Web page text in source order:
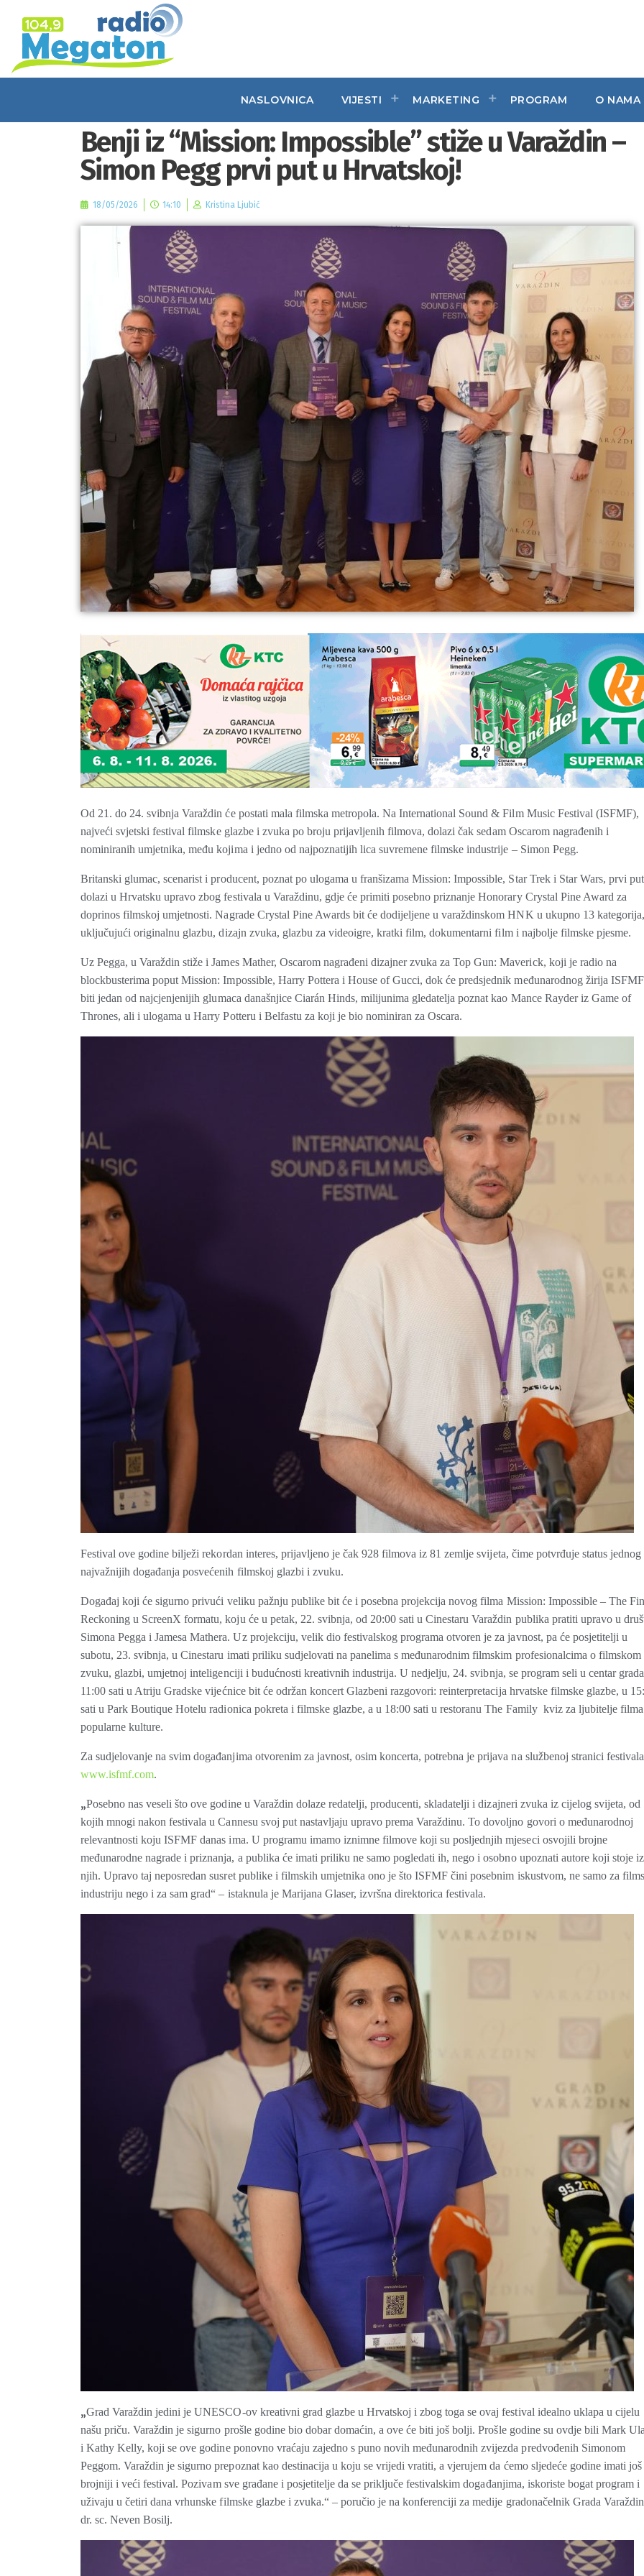
NASLOVNICA VIJESTI MARKETING PROGRAM O NAMA
Benji iz “Mission: Impossible” stiže u Varaždin –
Simon Pegg prvi put u Hrvatskoj!
18/05/2026 14:10 Kristina Ljubić
Od 21. do 24. svibnja Varaždin će postati mala filmska metropola. Na International Sound & Film Music Festival (ISFMF),
najveći svjetski festival filmske glazbe i zvuka po broju prijavljenih filmova, dolazi čak sedam Oscarom nagrađenih i
nominiranih umjetnika, među kojima i jedno od najpoznatijih lica suvremene filmske industrije – Simon Pegg.
Britanski glumac, scenarist i producent, poznat po ulogama u franšizama Mission: Impossible, Star Trek i Star Wars, prvi put
dolazi u Hrvatsku upravo zbog festivala u Varaždinu, gdje će primiti posebno priznanje Honorary Crystal Pine Award za
doprinos filmskoj umjetnosti. Nagrade Crystal Pine Awards bit će dodijeljene u varaždinskom HNK u ukupno 13 kategorija,
uključujući originalnu glazbu, dizajn zvuka, glazbu za videoigre, kratki film, dokumentarni film i najbolje filmske pjesme.
Uz Pegga, u Varaždin stiže i James Mather, Oscarom nagrađeni dizajner zvuka za Top Gun: Maverick, koji je radio na
blockbusterima poput Mission: Impossible, Harry Pottera i House of Gucci, dok će predsjednik međunarodnog žirija
biti jedan od najcjenjenijih glumaca današnjice Ciarán Hinds, milijunima gledatelja poznat kao Mance Rayder iz Game of
Thrones, ali i ulogama u Harry Potteru i Belfastu za koji je bio nominiran za Oscara.
Festival ove godine bilježi rekordan interes, prijavljeno je čak 928 filmova iz 81 zemlje svijeta, čime potvrđuje status jednog
najvažnijih događanja posvećenih filmskoj glazbi i zvuku.
Događaj koji će sigurno privući veliku pažnju publike bit će i posebna projekcija novog filma Mission: Impossible – The
Reckoning u ScreenX formatu, koju će u petak, 22. svibnja, od 20:00 sati u Cinestaru Varaždin publika pratiti upravo u
Simona Pegga i Jamesa Mathera. Uz projekciju, velik dio festivalskog programa otvoren je za javnost, pa će posjetitelji u
subotu, 23. svibnja, u Cinestaru imati priliku sudjelovati na panelima s međunarodnim filmskim profesionalcima o filmskom
zvuku, glazbi, umjetnoj inteligenciji i budućnosti kreativnih industrija. U nedjelju, 24. svibnja, se program seli u centar
11:00 sati u Atriju Gradske vijećnice bit će održan koncert Glazbeni razgovori: reinterpretacija hrvatske filmske glazbe, u
sati u Park Boutique Hotelu radionica pokreta i filmske glazbe, a u 18:00 sati u restoranu The Family kviz za ljubitelje
popularne kulture.
Za sudjelovanje na svim događanjima otvorenim za javnost, osim koncerta, potrebna je prijava na službenoj stranici festivala
www.isfmf.com.
„Posebno nas veseli što ove godine u Varaždin dolaze redatelji, producenti, skladatelji i dizajneri zvuka iz cijelog svijeta, od
kojih mnogi nakon festivala u Cannesu svoj put nastavljaju upravo prema Varaždinu. To dovoljno govori o međunarodnoj
relevantnosti koju ISFMF danas ima. U programu imamo iznimne filmove koji su posljednjih mjeseci osvojili brojne
međunarodne nagrade i priznanja, a publika će imati priliku ne samo pogledati ih, nego i osobno upoznati autore koji stoje
njih. Upravo taj neposredan susret publike i filmskih umjetnika ono je što ISFMF čini posebnim iskustvom, ne samo za
industriju nego i za sam grad“ – istaknula je Marijana Glaser, izvršna direktorica festivala.
„Grad Varaždin jedini je UNESCO-ov kreativni grad glazbe u Hrvatskoj i zbog toga se ovaj festival idealno uklapa u cijelu
našu priču. Varaždin je sigurno prošle godine bio dobar domaćin, a ove će biti još bolji. Prošle godine su ovdje bili Mark
i Kathy Kelly, koji se ove godine ponovno vraćaju zajedno s puno novih međunarodnih zvijezda predvođenih Simonom
Peggom. Varaždin je sigurno prepoznat kao destinacija u koju se vrijedi vratiti, a vjerujem da ćemo sljedeće godine imati još
brojniji i veći festival. Pozivam sve građane i posjetitelje da se priključe festivalskim događanjima, iskoriste bogat program i
uživaju u četiri dana vrhunske filmske glazbe i zvuka.“ – poručio je na konferenciji za medije gradonačelnik Grada
dr. sc. Neven Bosilj.